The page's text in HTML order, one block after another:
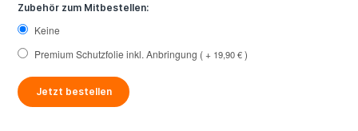
Zubehör zum Mitbestellen:
Keine
Premium Schutzfolie inkl. Anbringung
+ 19,90 €
Jetzt bestellen